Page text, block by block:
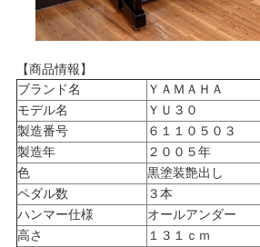
【商品情報】
ブランド名
ＹＡＭＡＨＡ
モデル名
ＹＵ３０
製造番号
６１１０５０３
製造年
２００５年
色
黒塗装艶出し
ペダル数
３本
ハンマー仕様
オールアンダー
高さ
１３１ｃｍ